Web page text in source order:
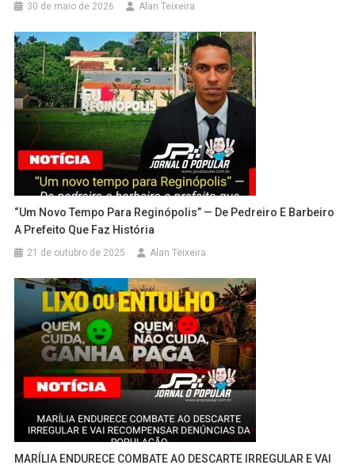
30 de maio de 2026 Alan Teixeira
“Um Novo Tempo Para Reginópolis” — De Pedreiro E Barbeiro
A Prefeito Que Faz História
21 de outubro de 2025 Alan Teixeira
MARÍLIA ENDURECE COMBATE AO DESCARTE IRREGULAR E VAI